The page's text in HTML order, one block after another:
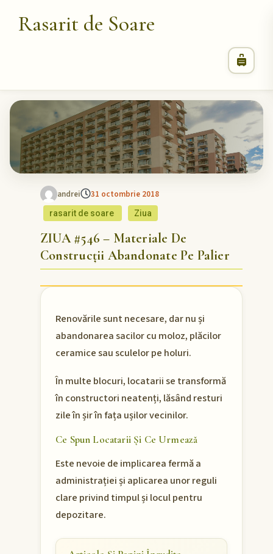
Rasarit de Soare
andrei 31 octombrie 2018
rasarit de soare Ziua
ZIUA #546 – Materiale De
Construcții Abandonate Pe Palier
Renovările sunt necesare, dar nu și
abandonarea sacilor cu moloz, plăcilor
ceramice sau sculelor pe holuri.
În multe blocuri, locatarii se transformă
în constructori neatenți, lăsând resturi
zile în șir în fața ușilor vecinilor.
Ce Spun Locatarii Și Ce Urmează
Este nevoie de implicarea fermă a
administrației și aplicarea unor reguli
clare privind timpul și locul pentru
depozitare.